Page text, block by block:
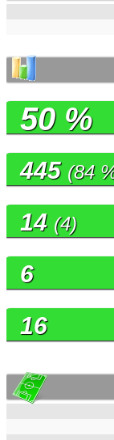
50 %
445 (84
14 (4)
6
16